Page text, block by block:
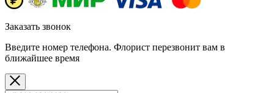
Заказать звонок
Введите номер телефона. Флорист перезвонит вам в
ближайшее время